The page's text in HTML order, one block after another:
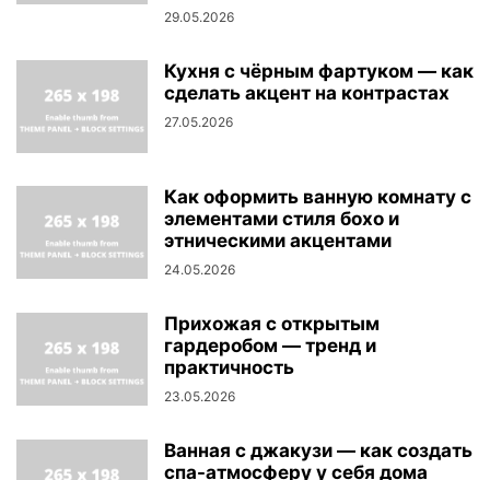
29.05.2026
Кухня с чёрным фартуком — как
сделать акцент на контрастах
27.05.2026
Как оформить ванную комнату с
элементами стиля бохо и
этническими акцентами
24.05.2026
Прихожая с открытым
гардеробом — тренд и
практичность
23.05.2026
Ванная с джакузи — как создать
спа-атмосферу у себя дома